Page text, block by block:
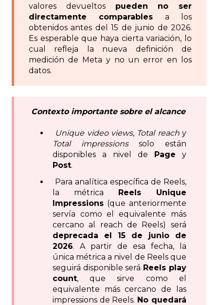
valores devueltos pueden no ser
directamente comparables a los
obtenidos antes del 15 de junio de 2026.
Es esperable que haya cierta variación, lo
cual refleja la nueva definición de
medición de Meta y no un error en los
datos.
Contexto importante sobre el alcance
Unique video views, Total reachy
Total impressionssolo están
disponibles a nivel de
Page y
Post.
Para analítica específica de Reels,
la métrica Reels Unique
Impressions (que anteriormente
servía como el equivalente más
cercano al reach de Reels) será
deprecada el 15 de junio de
2026. A partir de esa fecha, la
única métrica a nivel de Reels que
seguirá disponible será Reels play
count, que sirve como el
equivalente más cercano de las
impressions de Reels. No quedará